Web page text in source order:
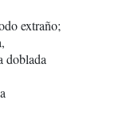
extraño;
doblada